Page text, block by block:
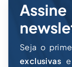
Seja o
exclusivas